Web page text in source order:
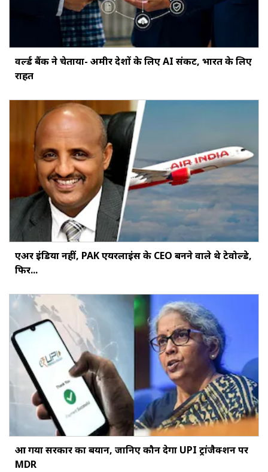
वर्ल्ड बैंक ने चेताया- अमीर देशों के लिए AI संकट, भारत के लिए
राहत
एअर इंडिया नहीं, PAK एयरलाइंस के CEO बनने वाले थे टेवोल्डे,
फिर...
आ गया सरकार का बयान, जानिए कौन देगा UPI ट्रांजैक्शन पर
MDR